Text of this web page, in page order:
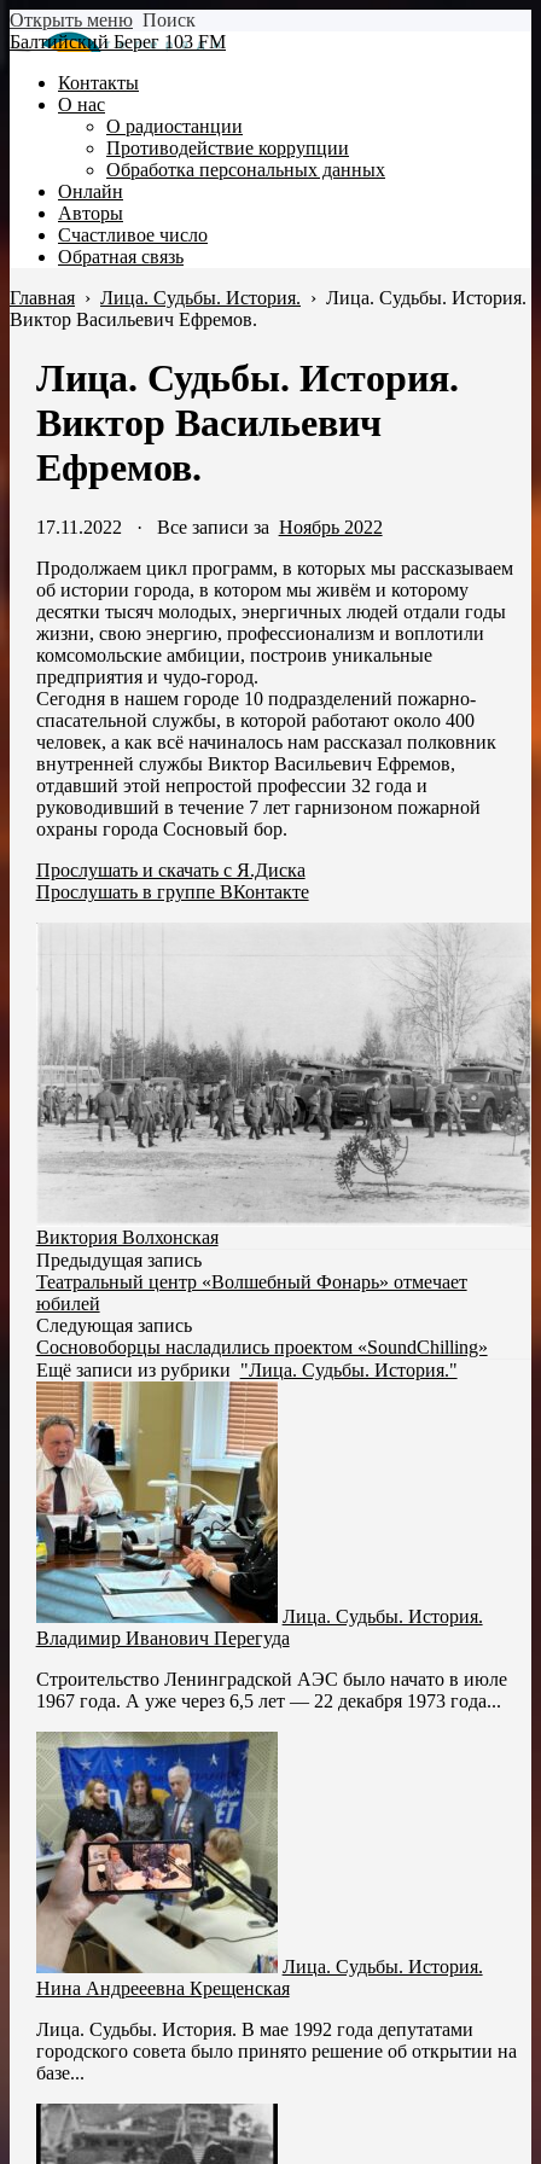
Открыть меню Поиск
Балтийский Берег 103 FM
Контакты
О нас
О радиостанции
Противодействие коррупции
Обработка персональных данных
Онлайн
Авторы
Счастливое число
Обратная связь
Главная › Лица. Судьбы. История. › Лица. Судьбы. История.
Виктор Васильевич Ефремов.
Лица. Судьбы. История.
Виктор Васильевич
Ефремов.
17.11.2022 · Все записи за Ноябрь 2022
Продолжаем цикл программ, в которых мы рассказываем
об истории города, в котором мы живём и которому
десятки тысяч молодых, энергичных людей отдали годы
жизни, свою энергию, профессионализм и воплотили
комсомольские амбиции, построив уникальные
предприятия и чудо-город.
Сегодня в нашем городе 10 подразделений пожарно-
спасательной службы, в которой работают около 400
человек, а как всё начиналось нам рассказал полковник
внутренней службы Виктор Васильевич Ефремов,
отдавший этой непростой профессии 32 года и
руководивший в течение 7 лет гарнизоном пожарной
охраны города Сосновый бор.
Прослушать и скачать с Я.Диска
Прослушать в группе ВКонтакте
Виктория Волхонская
Предыдущая запись
Театральный центр «Волшебный Фонарь» отмечает
юбилей
Следующая запись
Сосновоборцы насладились проектом «SoundChilling»
Ещё записи из рубрики "Лица. Судьбы. История."
Лица. Судьбы. История.
Владимир Иванович Перегуда
Строительство Ленинградской АЭС было начато в июле
1967 года. А уже через 6,5 лет — 22 декабря 1973 года...
Лица. Судьбы. История.
Нина Андрееевна Крещенская
Лица. Судьбы. История. В мае 1992 года депутатами
городского совета было принято решение об открытии на
базе...